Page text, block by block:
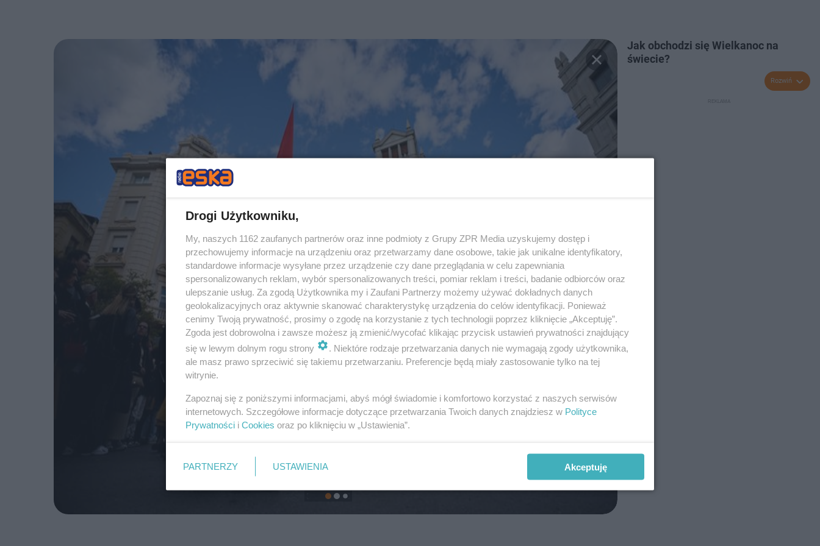
Jak obchodzi się Wielkanoc na
świecie?
Rozwiń
Drogi Użytkowniku,
My, naszych 1162 zaufanych partnerów oraz inne podmioty z Grupy ZPR Media uzyskujemy dostęp i
przechowujemy informacje na urządzeniu oraz przetwarzamy dane osobowe, takie jak unikalne identyfikatory,
standardowe informacje wysyłane przez urządzenie czy dane przeglądania w celu zapewniania
spersonalizowanych reklam, wybór spersonalizowanych treści, pomiar reklam i treści, badanie odbiorców oraz
ulepszanie usług. Za zgodą Użytkownika my i Zaufani Partnerzy możemy używać dokładnych danych
geolokalizacyjnych oraz aktywnie skanować charakterystykę urządzenia do celów identyfikacji. Ponieważ
cenimy Twoją prywatność, prosimy o zgodę na korzystanie z tych technologii poprzez kliknięcie „Akceptuję”.
Zgoda jest dobrowolna i zawsze możesz ją zmienić/wycofać klikając przycisk ustawień prywatności znajdujący
się w lewym dolnym rogu strony
. Niektóre rodzaje przetwarzania danych nie wymagają zgody użytkownika,
ale masz prawo sprzeciwić się takiemu przetwarzaniu. Preferencje będą miały zastosowanie tylko na tej
witrynie.
Zapoznaj się z poniższymi informacjami, abyś mógł świadomie i komfortowo korzystać z naszych serwisów
internetowych. Szczegółowe informacje dotyczące przetwarzania Twoich danych znajdziesz w Polityce
Prywatności i Cookies oraz po kliknięciu w „Ustawienia”.
PARTNERZY USTAWIENIA Akceptuję